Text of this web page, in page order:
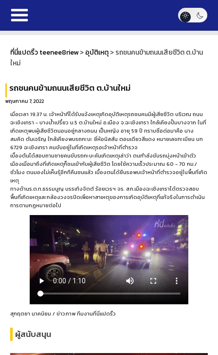
ที่นี่แปดริ้ว teenee8riew>อุบัติเหตุ>รถชนคนข้ามถนนเสียชีวิต ต.บ้าน
ใหม่
รถชนคนข้ามถนนเสียชีวิต ต.บ้านใหม่
พฤษภาคม 7, 2022
เมื่อเวลา 19.37 น. เจ้าหน้าที่ได้รับแจ้งเหตุเกิดอุบัติเหตุรถชนคนมีผู้เสียชีวิต บริเวณ ถนน
ฉะเชิงเทรา - บางน้ำเปรี้ยว ม.5 ต.บ้านใหม่ อ.เมือง จ.ฉะเชิงเทรา ใกล้เคียงปั้มบางจาก ในที่
เกิดเหตุพบผู้เสียชีวิตนอนอยู่กลางถนน เป็นหญิง อายุ 59 ปี ทราบชื่อต่อมาคือ นาง
สมคิด ตันเจริญ ใกล้เคียงพบรถกะบะ ยี่ห้อนิสสัน ตอนเดียวสีแดง หมายเลขทะเบียน บท
6729 ฉะเชิงเทรา คนขับอยู่ในที่เกิดเหตุรอเจ้าหน้าที่ตำรวจ
เบื้องต้นได้สอบถามชายคนขับรถกะบะคันเกิดเหตุเล่าว่า ตนกำลังขับรถมุ่งหน้าเข้าตัว
เมืองเมื่อมาถึงที่เกิดเหตุก็ชนเข้ากับผู้เสียชีวิต โดยใช้ความเร็วประมาณ 60 - 70 กม./
ชั่วโมง ตนมองไม่เห็นรุ้อีกทีคืนชนแล้ว เบื้องตนได้ยืนรอพบเจ้าหน้าที่ตำรวจอยู่ในพื้นที่เกิด
เหตุ
ทางด้านร.ต.ท.ธรรมนูญ บรรเทิงจิตต์ ร้อยเวรฯ จร. สภ.เมืองฉะเชิงเทราได้ตรวจสอบ
พื้นที่เกิดเหตุและกล้องวงจรปิดเพื่อหาสาเหตุของการเกิดอุบัติเหตุที่แท้จริงในการดำเนิน
การตามกฏหมายต่อไป
สุกฤตยา นาคนิยม / ข่าวภาพ ทีมงานที่นี่แปดริ้ว
ผู้สนับสนุน